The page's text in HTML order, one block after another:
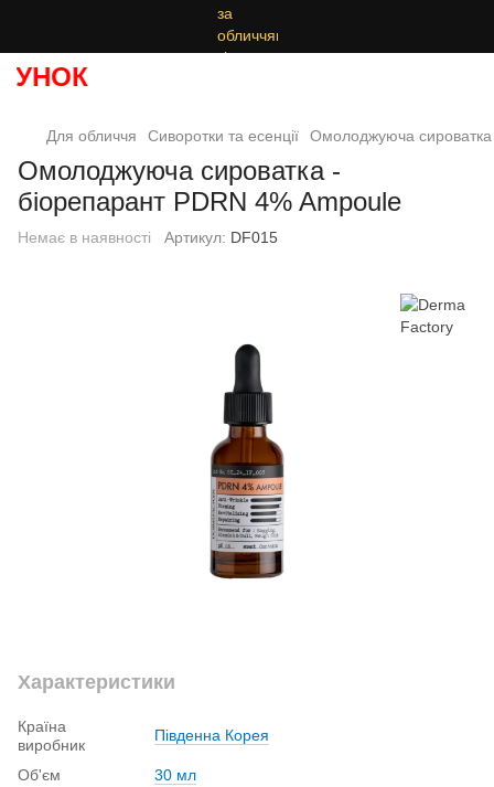
Для обличчя Сиворотки та есенції Омолоджуюча сироватка
Омолоджуюча сироватка -
біорепарант PDRN 4% Ampoule
Немає в наявності Артикул: DF015
Характеристики
Країна
виробник
Південна Корея
Об'єм
30 мл